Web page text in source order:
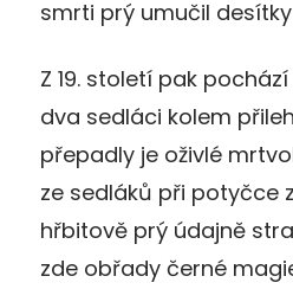
smrti prý umučil
Z 19. století pak
dva sedláci kolem
přepadly je oživlé
ze sedláků při potyčce
hřbitově prý údajně
zde obřady černé